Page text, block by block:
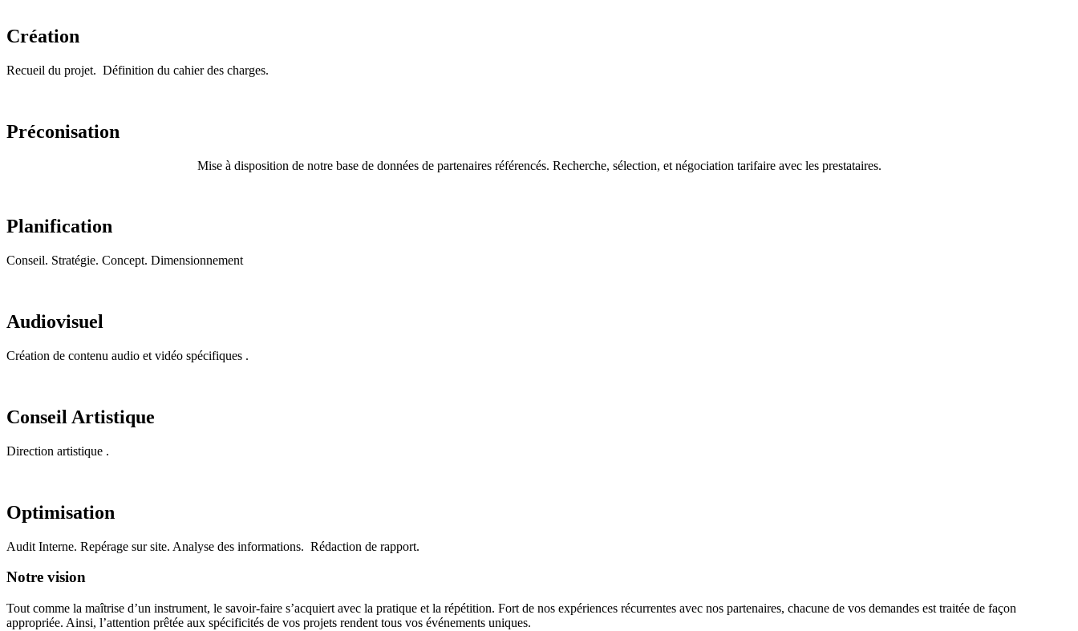
Création
Recueil du projet. Définition du cahier des charges.
Préconisation
Mise à disposition de notre base de données de partenaires référencés. Recherche, sélection, et négociation tarifaire avec les prestataires.
Planification
Conseil. Stratégie. Concept. Dimensionnement
Audiovisuel
Création de contenu audio et vidéo spécifiques .
Conseil Artistique
Direction artistique .
Optimisation
Audit Interne. Repérage sur site. Analyse des informations. Rédaction de rapport.
Notre vision
Tout comme la maîtrise d’un instrument, le savoir-faire s’acquiert avec la pratique et la répétition. Fort de nos expériences récurrentes avec nos partenaires, chacune de vos demandes est traitée de façon
appropriée. Ainsi, l’attention prêtée aux spécificités de vos projets rendent tous vos événements uniques.